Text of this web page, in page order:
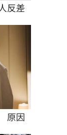
反差
原因